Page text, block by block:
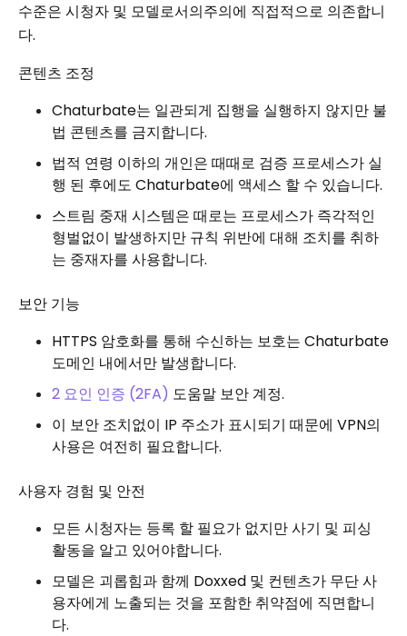
수준은 시청자 및 모델로서의주의에 직접적으로 의존합니
다.
콘텐츠 조정
Chaturbate는 일관되게 집행을 실행하지 않지만 불
법 콘텐츠를 금지합니다.
법적 연령 이하의 개인은 때때로 검증 프로세스가 실
행 된 후에도 Chaturbate에 액세스 할 수 있습니다.
스트림 중재 시스템은 때로는 프로세스가 즉각적인
형벌없이 발생하지만 규칙 위반에 대해 조치를 취하
는 중재자를 사용합니다.
보안 기능
HTTPS 암호화를 통해 수신하는 보호는 Chaturbate
도메인 내에서만 발생합니다.
2 요인 인증 (2FA) 도움말 보안 계정.
이 보안 조치없이 IP 주소가 표시되기 때문에 VPN의
사용은 여전히 ​​필요합니다.
사용자 경험 및 안전
모든 시청자는 등록 할 필요가 없지만 사기 및 피싱
활동을 알고 있어야합니다.
모델은 괴롭힘과 함께 Doxxed 및 컨텐츠가 무단 사
용자에게 노출되는 것을 포함한 취약점에 직면합니
다.